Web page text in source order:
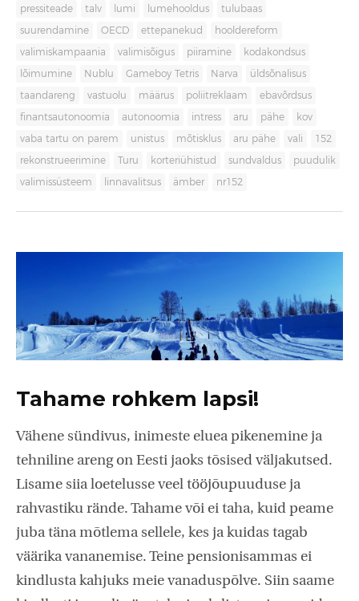
pressiteade talv lumi lumehooldus tulubaas
suurendamine OECD ettepanekud hooldereform
valimiskampaania valimisõigus piiramine kodakondsus
lõimumine Nublu Gameboy Tetris Narva üldsõnalisus
taandareng vastuolu määrus poliitreklaam ebavõrdsus
finantsautonoomia autonoomia intress aru pähe kov
vaba tartu on parem unistus mõtisklus aru pähe vali 152
rekonstrueerimine Turu korteriühistud sundvaldus puudulik
valimissüsteem linnavalitsus ämber nr152
Tahame rohkem lapsi!
Vähene sündivus, inimeste eluea pikenemine ja
tehniline areng on Eesti jaoks tõsised väljakutsed.
Lisame siia loetelusse veel tööjõupuuduse ja
rahvastiku rände. Tahame või ei taha, kuid peame
juba täna mõtlema sellele, kes ja kuidas tagab
väärika vananemise. Teine pensionisammas ei
kindlusta kahjuks meie vanaduspõlve. Siin saame